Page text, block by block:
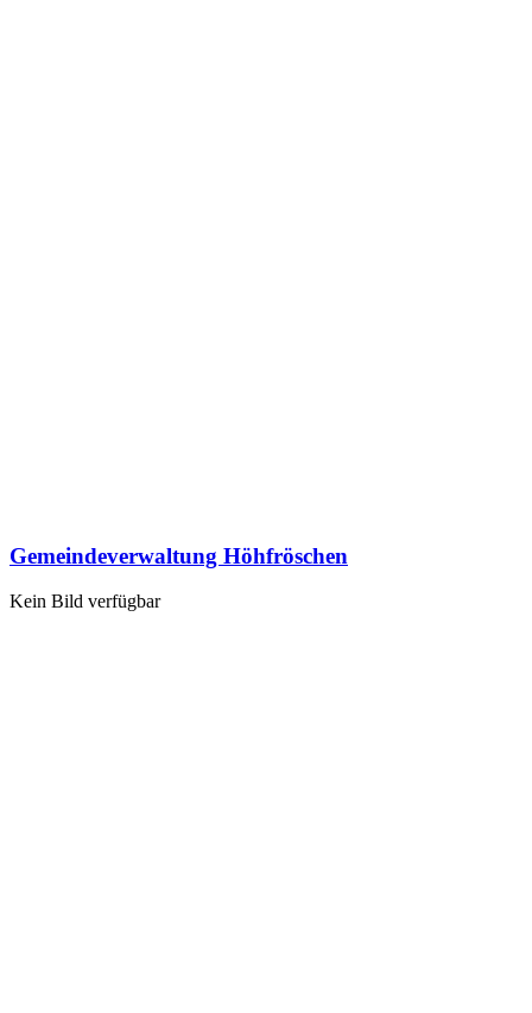
Gemeindeverwaltung Höhfröschen
Kein Bild verfügbar